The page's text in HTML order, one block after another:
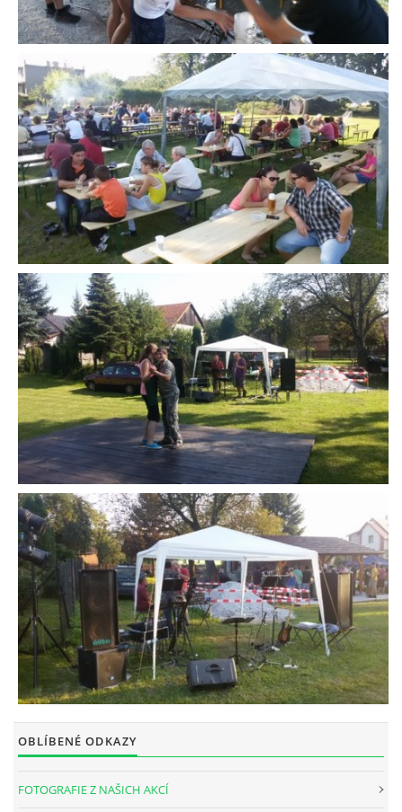
OBLÍBENÉ ODKAZY
FOTOGRAFIE Z NAŠICH AKCÍ